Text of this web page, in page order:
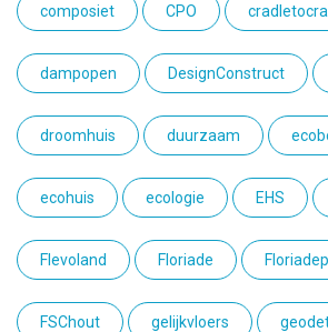
composiet CPO
dampopen DesignConstruct
droomhuis duurzaam
ecohuis ecologie EHS
Flevoland Floriade
FSChout gelijkvloers